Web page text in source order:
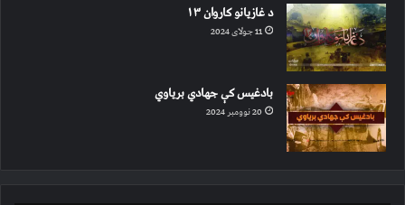
د غازیانو کاروان ۱۳
11 جولای 2024
بادغیس کې جهادي بریاوي
20 نوومبر 2024